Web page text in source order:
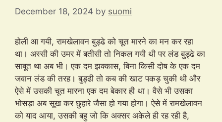
December 18, 2024 by suomi
होली आ गयी, रामखेलावन बुड्ढे को चूत मारने का मन कर रहा
था। अस्सी की उमर में बतीसी तो निकल गयी थी पर लंड बुड्ढे का
साबूत था अब भी। एक दम झक्कास, बिना किसी दोष के एक दम
जवान लंड की तरह। बुड्ढी तो कब की खाट पकड़ चुकी थी और
ऐसे में उसकी चूत मारना एक दम बेकार ही था। वैसे भी उसका
भोसड़ा अब सूख कर छुहारे जैसा हो गया होगा। ऐसे में रामखेलावन
को याद आया, उसकी बहु जो कि अक्सर अकेले ही रह रही है,